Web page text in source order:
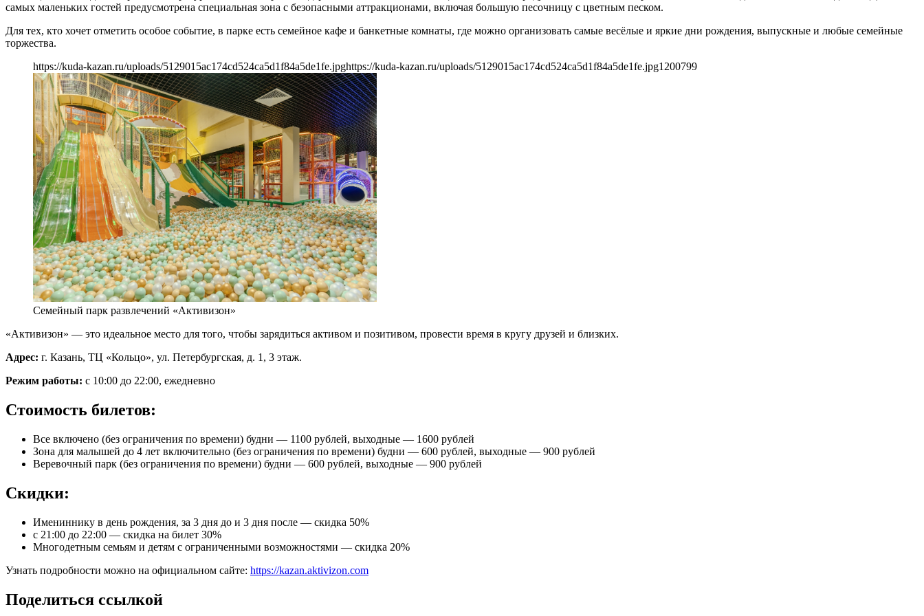
самых маленьких гостей предусмотрена специальная зона с безопасными аттракционами, включая большую песочницу с цветным песком.
Для тех, кто хочет отметить особое событие, в парке есть семейное кафе и банкетные комнаты, где можно организовать самые весёлые и яркие дни рождения, выпускные и любые семейные
торжества.
https://kuda-kazan.ru/uploads/5129015ac174cd524ca5d1f84a5de1fe.jpghttps://kuda-kazan.ru/uploads/5129015ac174cd524ca5d1f84a5de1fe.jpg1200799
Семейный парк развлечений «Активизон»
«Активизон» — это идеальное место для того, чтобы зарядиться активом и позитивом, провести время в кругу друзей и близких.
Адрес: г. Казань, ТЦ «Кольцо», ул. Петербургская, д. 1, 3 этаж.
Режим работы: с 10:00 до 22:00, ежедневно
Стоимость билетов:
Все включено (без ограничения по времени) будни — 1100 рублей, выходные — 1600 рублей
Зона для малышей до 4 лет включительно (без ограничения по времени) будни — 600 рублей, выходные — 900 рублей
Веревочный парк (без ограничения по времени) будни — 600 рублей, выходные — 900 рублей
Скидки:
Имениннику в день рождения, за 3 дня до и 3 дня после — скидка 50%
с 21:00 до 22:00 — скидка на билет 30%
Многодетным семьям и детям с ограниченными возможностями — скидка 20%
Узнать подробности можно на официальном сайте: https://kazan.aktivizon.com
Поделиться ссылкой